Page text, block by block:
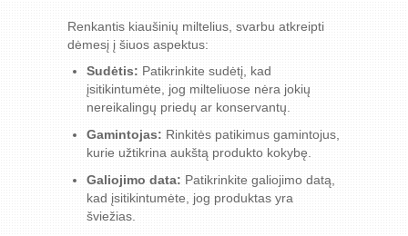
Renkantis kiaušinių miltelius, svarbu atkreipti
dėmesį į šiuos aspektus:
Sudėtis: Patikrinkite sudėtį, kad
įsitikintumėte, jog milteliuose nėra jokių
nereikalingų priedų ar konservantų.
Gamintojas: Rinkitės patikimus gamintojus,
kurie užtikrina aukštą produkto kokybę.
Galiojimo data: Patikrinkite galiojimo datą,
kad įsitikintumėte, jog produktas yra
šviežias.